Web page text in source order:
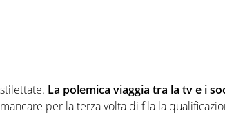
di traslare il glossario del calcio in una
si perde una svista arbitrale né gli umori
La polemica viaggia tra la tv e i
per la terza volta di fila la